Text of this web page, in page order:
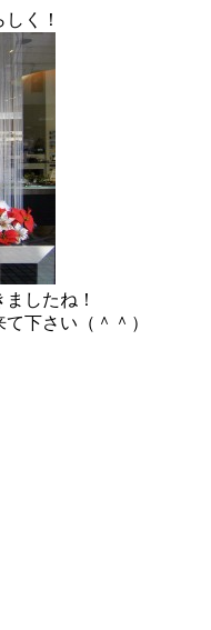
く！
したね！
下さい（＾＾）